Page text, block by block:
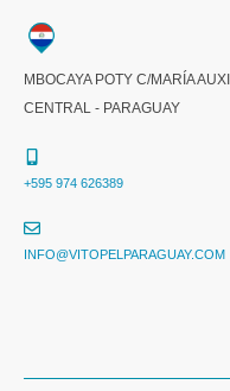
MBOCAYA POTY C/MARÍA
CENTRAL - PARAGUAY
+595 974 626389
INFO@VITOPELPARAGUAY.COM